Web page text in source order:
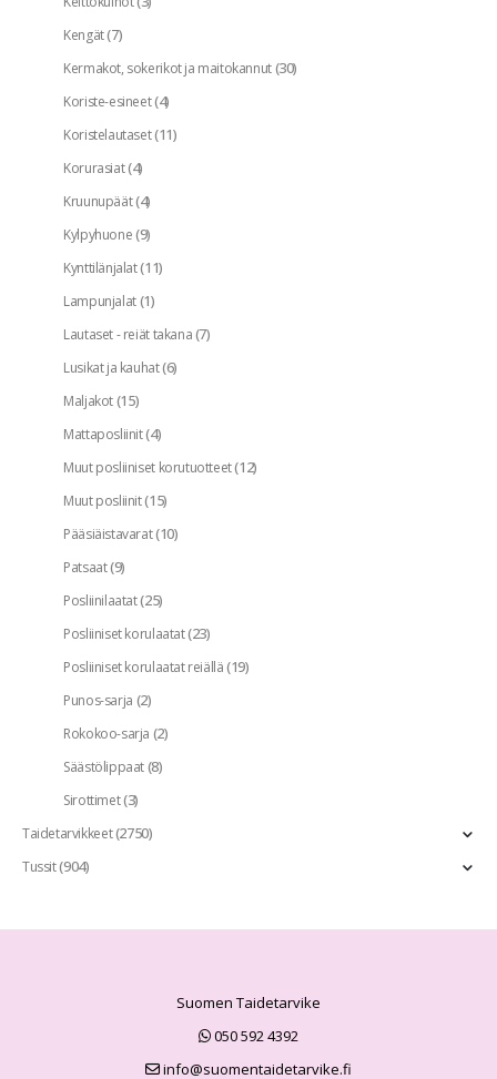
Kengät(7)
Kermakot, sokerikot ja maitokannut(30)
Koriste-esineet(4)
Koristelautaset(11)
Korurasiat(4)
Kruunupäät(4)
Kylpyhuone(9)
Kynttilänjalat(11)
Lampunjalat(1)
Lautaset - reiät takana(7)
Lusikat ja kauhat(6)
Maljakot(15)
Mattaposliinit(4)
Muut posliiniset korutuotteet(12)
Muut posliinit(15)
Pääsiäistavarat(10)
Patsaat(9)
Posliinilaatat(25)
Posliiniset korulaatat(23)
Posliiniset korulaatat reiällä(19)
Punos-sarja (2)
Rokokoo-sarja (2)
Säästölippaat(8)
Sirottimet(3)
Taidetarvikkeet(2750)
Tussit(904)
Suomen Taidetarvike
050 592 4392
info@suomentaidetarvike.fi